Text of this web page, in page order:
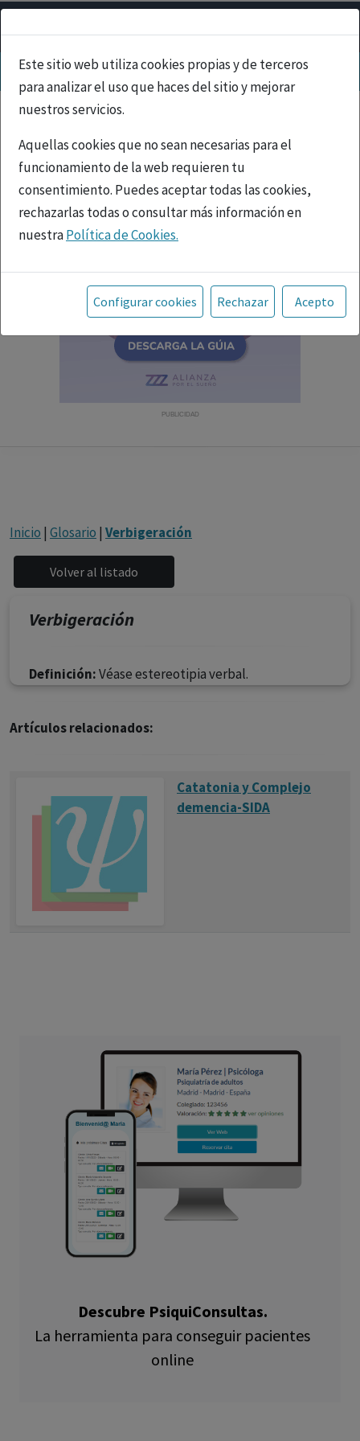
Este sitio web utiliza cookies propias y de terceros
para analizar el uso que haces del sitio y mejorar
nuestros servicios.
Aquellas cookies que no sean necesarias para el
funcionamiento de la web requieren tu
consentimiento. Puedes aceptar todas las cookies,
rechazarlas todas o consultar más información en
nuestraPolítica de Cookies.
Toda la información incluida en la Página Web está
referida a productos del mercado español y, por
tanto, dirigida a profesionales sanitarios legalmente
facultados para prescribir o dispensar medicamentos
con ejercicio profesional. La información técnica de los
fármacos se facilita a título meramente informativo,
Configurar cookies Rechazar Acepto
PUBLICIDAD
Inicio | Glosario | Verbigeración
Verbigeración
Definición:Véase estereotipia verbal.
Artículos relacionados:
Catatonia y Complejo
demencia-SIDA
Descubre PsiquiConsultas.
La herramienta para conseguir pacientes
online